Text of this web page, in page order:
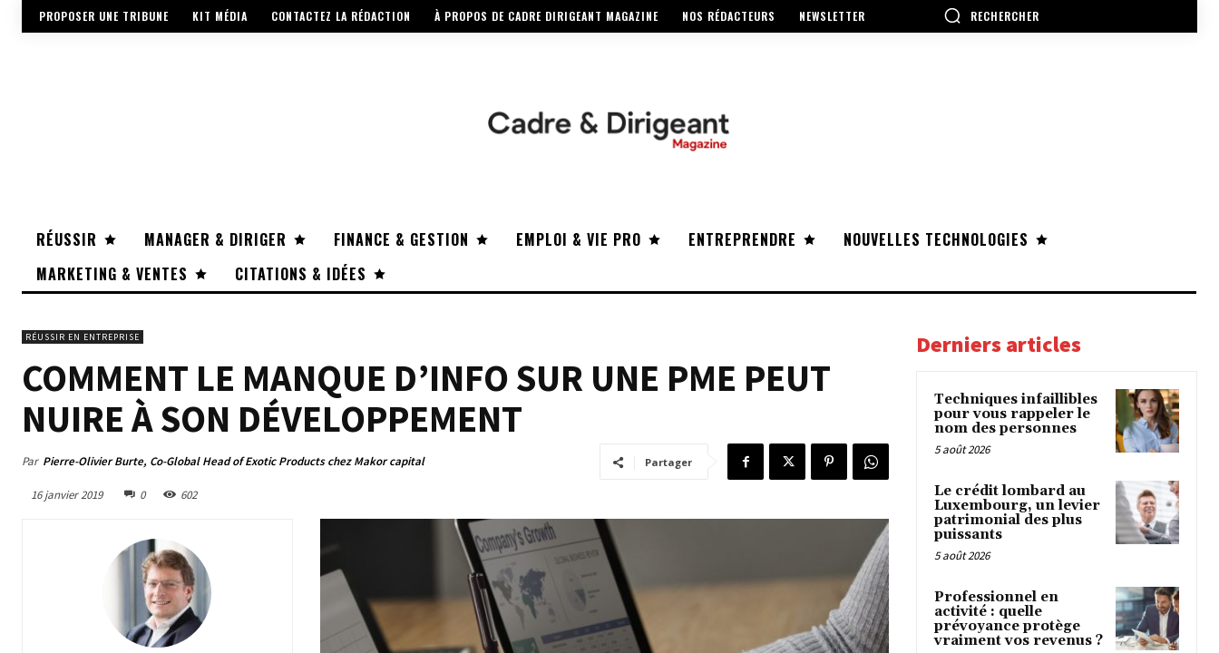
PROPOSER UNE TRIBUNE KIT MÉDIA CONTACTEZ LA RÉDACTION À PROPOS DE CADRE DIRIGEANT MAGAZINE NOS RÉDACTEURS NEWSLETTER RECHERCHER
RÉUSSIR MANAGER & DIRIGER FINANCE & GESTION EMPLOI & VIE PRO ENTREPRENDRE
NOUVELLES TECHNOLOGIES
MARKETING & VENTES
CITATIONS & IDÉES
RÉUSSIR EN ENTREPRISE
COMMENT LE MANQUE D’INFO SUR UNE PME PEUT
NUIRE À SON DÉVELOPPEMENT
Par Pierre-Olivier Burte, Co-Global Head of Exotic Products chez Makor capital
16 janvier 2019 0 602
Partager
Derniers articles
Techniques infaillibles
pour vous rappeler le
nom des personnes
5 août 2026
Le crédit lombard au
Luxembourg, un levier
patrimonial des plus
puissants
5 août 2026
Professionnel en
activité : quelle
prévoyance protège
vraiment vos revenus ?